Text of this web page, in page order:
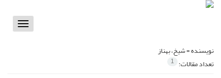
Toggle
نویسنده =شیخ، بهناز
تعداد مقالات: 1